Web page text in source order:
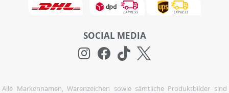
SOCIAL MEDIA
Alle Markennamen, Warenzeichen sowie sämtliche Produktbilder sind